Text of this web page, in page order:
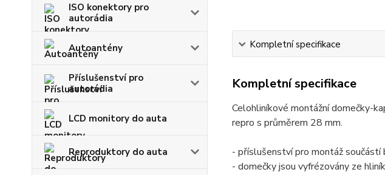
ISO konektory pro
autorádia
Autoantény
Příslušenství pro
autorádia
LCD monitory do auta
Reproduktory do auta
Kompletní specifikace
Kompletní specifikace
Celohliníkové montážní domečky-
repro s průměrem 28 mm.
- příslušenství pro montáž součástí
- domečky jsou vyfrézovány ze